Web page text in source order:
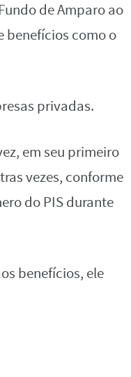
de Amparo ao
benefícios como o
privadas.
em seu primeiro
vezes, conforme
do PIS durante
benefícios, ele